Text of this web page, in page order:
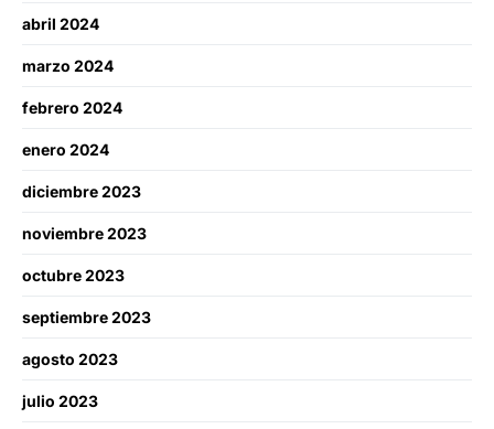
abril 2024
marzo 2024
febrero 2024
enero 2024
diciembre 2023
noviembre 2023
octubre 2023
septiembre 2023
agosto 2023
julio 2023